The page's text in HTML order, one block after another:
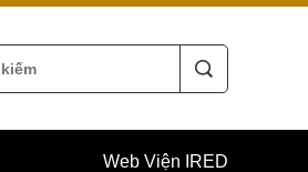
Web Viện IRED